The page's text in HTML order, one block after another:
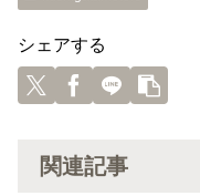
シェアする
関連記事